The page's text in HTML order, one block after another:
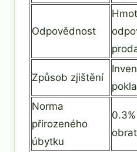
Odpovědnost
Způsob zjištění
Norma
přirozeného
úbytku